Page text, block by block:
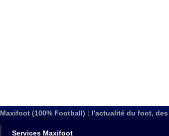
Maxifoot (100% Football) : l'actualité du foot,
Services Maxifoot